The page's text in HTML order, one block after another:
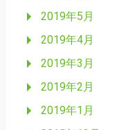
2019年5月
2019年4月
2019年3月
2019年2月
2019年1月